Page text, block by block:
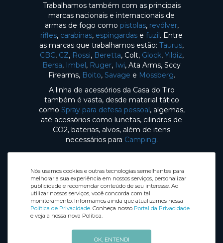
Nós usamos cookies e outras tecnologias semelhantes para
melhorar a sua experiência em nossos serviços, personalizar
publicidade e recomendar conteúdo de seu interesse. Ao
utilizar nossos serviços, você concorda com tal
monitoramento. Informamos ainda que atualizamos nossa
Política de Privacidade. Conheça nosso Portal da Privacidade
e veja a nossa nova Política.
OK, ENTENDI
Trabalhamos também com as principais
marcas nacionais e internacionais de
armas de fogo como pistolas, revólver,
rifles, carabinas, espingardas e fuzil. Entre
as marcas que trabalhamos estão: Taurus,
CBC, CZ, Rossi, Beretta, Colt, Glock, Yildiz,
Bersa, Imbel, Ruger, Iwi, Ata Arms, Sccy
Firearms, Boito, Savage e Mossberg.
A linha de acessórios da Casa do Tiro
também é vasta, desde material tático
como Spray para defesa pessoal, algemas,
até acessórios como lunetas, cilindros de
CO2, baterias, alvos, além de itens
necessários para Camping.
Selos de Segurança Redes sociais